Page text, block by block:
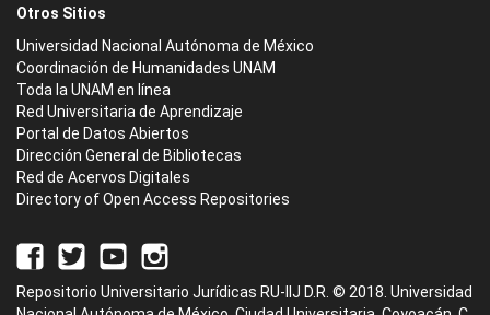
Otros Sitios
Universidad Nacional Autónoma de México
Coordinación de Humanidades UNAM
Toda la UNAM en línea
Red Universitaria de Aprendizaje
Portal de Datos Abiertos
Dirección General de Bibliotecas
Red de Acervos Digitales
Directory of Open Access Repositories
Repositorio Universitario Jurídicas RU-IIJ D.R. © 2018. Universidad